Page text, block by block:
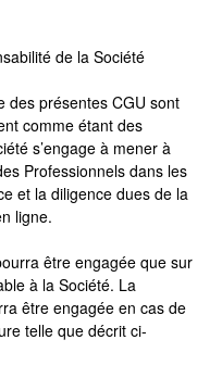
de la Société
des présentes CGU sont
comme étant des
s’engage à mener à
Professionnels dans les
et la diligence dues de la
ligne.
être engagée que sur
à la Société. La
être engagée en cas de
telle que décrit ci-